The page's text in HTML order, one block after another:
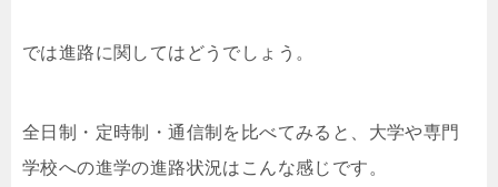
では進路に関してはどうでしょう。
全日制・定時制・通信制を比べてみると、大学や専門
学校への進学の進路状況はこんな感じです。